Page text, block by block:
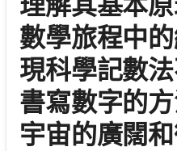
數學旅程中
現科學記數
書寫數字的
宇宙的廣闊